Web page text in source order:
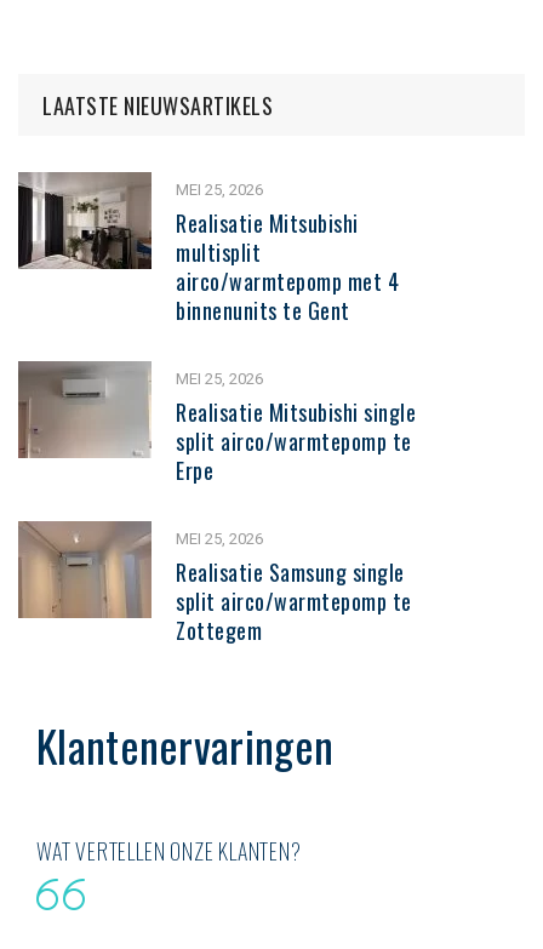
LAATSTE NIEUWSARTIKELS
MEI 25, 2026
Realisatie Mitsubishi
multisplit
airco/warmtepomp met 4
binnenunits te Gent
MEI 25, 2026
Realisatie Mitsubishi single
split airco/warmtepomp te
Erpe
MEI 25, 2026
Realisatie Samsung single
split airco/warmtepomp te
Zottegem
Klantenervaringen
WAT VERTELLEN ONZE KLANTEN?